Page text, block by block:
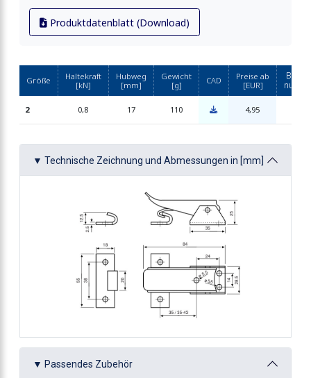
Drahtbügel
Produktdatenblatt (Download)
Größe
Haltekraft
[kN]
Hubweg
[mm]
Gewicht
[g]
CAD
Preise ab
[EUR]
2 0,8 17 110 4,95
▼ Technische Zeichnung und Abmessungen in [mm]
▼ Passendes Zubehör